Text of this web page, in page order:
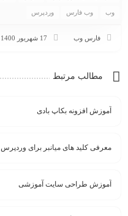
وب وب فارس وردپرس
فارس وب 17 شهریور 1400
مطالب مرتبط
آموزش افزونه بکاپ بادی
معرفی کلید های میانبر برای وردپرس
آموزش طراحی سایت آموزشی